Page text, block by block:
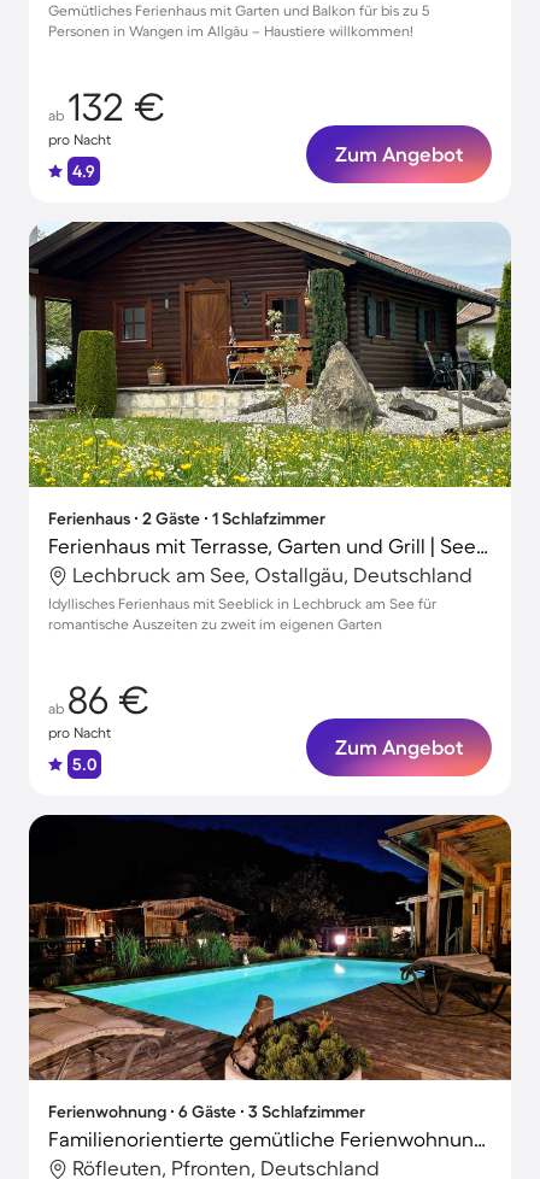
Gemütliches Ferienhaus mit Garten und Balkon für bis zu 5
Personen in Wangen im Allgäu – Haustiere willkommen!
ab 132 €
pro Nacht
4.9
Zum Angebot
Ferienhaus ∙ 2 Gäste ∙ 1 Schlafzimmer
Ferienhaus mit Terrasse, Garten und Grill | Seeblick
Lechbruck am See, Ostallgäu, Deutschland
Idyllisches Ferienhaus mit Seeblick in Lechbruck am See für
romantische Auszeiten zu zweit im eigenen Garten
ab 86 €
pro Nacht
5.0
Zum Angebot
Ferienwohnung ∙ 6 Gäste ∙ 3 Schlafzimmer
Familienorientierte gemütliche Ferienwohnung mit Garten, Terrasse und beheiztem Pool | Bergblick | Hunde erlaubt
Röfleuten, Pfronten, Deutschland